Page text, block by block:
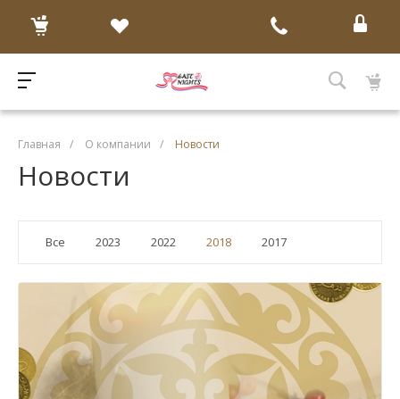
Главная / О компании / Новости
Новости
Все 2023 2022 2018 2017